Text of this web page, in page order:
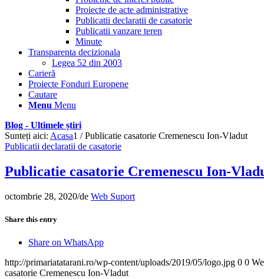
Proiecte de acte administrative
Publicatii declaratii de casatorie
Publicatii vanzare teren
Minute
Transparenta decizionala
Legea 52 din 2003
Carieră
Proiecte Fonduri Europene
Cautare
Menu Menu
Blog - Ultimele știri
Sunteți aici: Acasa1 / Publicatie casatorie Cremenescu Ion-Vladut
Publicatii declaratii de casatorie
Publicatie casatorie Cremenescu Ion-
octombrie 28, 2020/de Web Suport
Share this entry
Share on WhatsApp
http://primariatatarani.ro/wp-content/uploads/2019/05/logo.jpg 0 0
casatorie Cremenescu Ion-Vladut